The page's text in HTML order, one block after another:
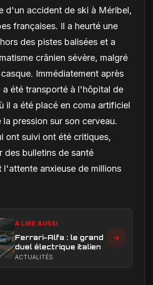
d'un accident de ski à Méribel,
françaises. Il a heurté une
des pistes balisées et a
crânien sévère, malgré
Immédiatement après
été transporté à l'hôpital de
il a été placé en coma artificiel
la pression sur son cerveau.
ont suivi ont été critiques,
des bulletins de santé
l'attente anxieuse de millions
À LIRE AUSSI
Ferrari-Alfa : le grand
duel électrique italien
ACTUALITÉS